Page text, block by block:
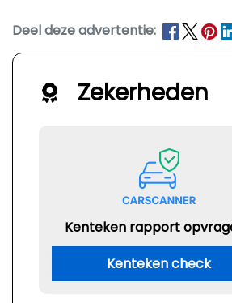
Deel deze advertentie:
Zekerheden
Kenteken rapport
Kenteken check